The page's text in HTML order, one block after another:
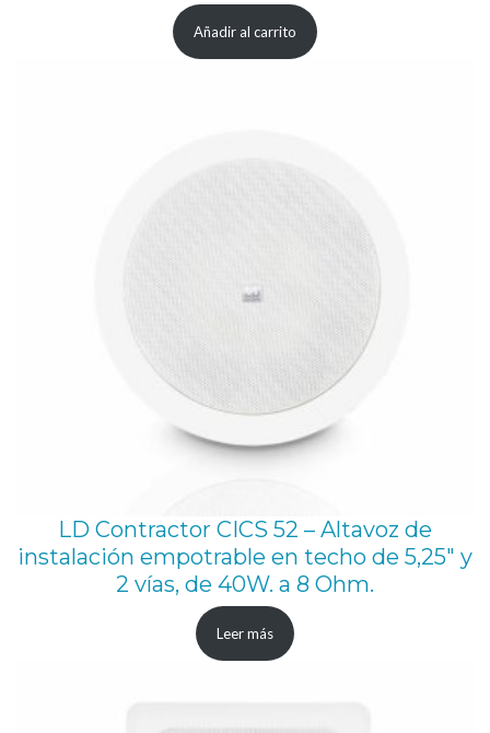
precio
actual
Añadir al carrito
LD Contractor CICS 52 – Altavoz de
instalación empotrable en techo de 5,25″ y
2 vías, de 40W. a 8 Ohm.
Leer más